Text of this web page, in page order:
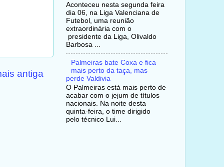
antiga
Aconteceu nesta segunda feira
dia 06, na Liga Valenciana de
Futebol, uma reunião
extraordinária com o
presidente da Liga, Olivaldo
Barbosa ...
Palmeiras bate Coxa e fica
mais perto da taça, mas
perde Valdivia
O Palmeiras está mais perto de
acabar com o jejum de títulos
nacionais. Na noite desta
quinta-feira, o time dirigido
pelo técnico Lui...